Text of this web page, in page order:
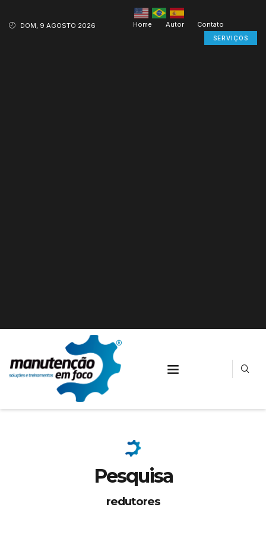
DOM, 9 AGOSTO 2026 Home Autor Contato
SERVIÇOS
Pesquisa
redutores